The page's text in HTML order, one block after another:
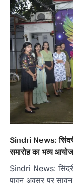
Sindri News: सिंदरी
समारोह का भव्य
Sindri News: सिंदरी
पावन अवसर पर